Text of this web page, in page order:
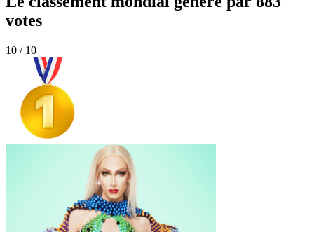
votes
10 / 10